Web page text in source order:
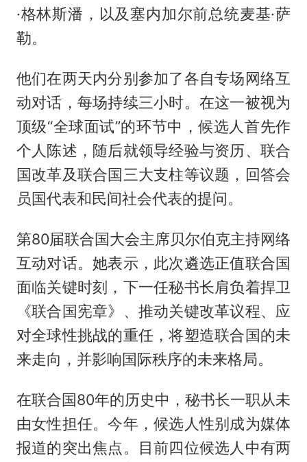
·格林斯潘，以及塞内加尔前总统麦基·萨
勒。
他们在两天内分别参加了各自专场网络互
动对话，每场持续三小时。在这一被视为
顶级“全球面试”的环节中，候选人首先作
个人陈述，随后就领导经验与资历、联合
国改革及联合国三大支柱等议题，回答会
员国代表和民间社会代表的提问。
第80届联合国大会主席贝尔伯克主持网络
互动对话。她表示，此次遴选正值联合国
面临关键时刻，下一任秘书长肩负着捍卫
《联合国宪章》、推动关键改革议程、应
对全球性挑战的重任，将塑造联合国的未
来走向，并影响国际秩序的未来格局。
在联合国80年的历史中，秘书长一职从未
由女性担任。今年，候选人性别成为媒体
报道的突出焦点。目前四位候选人中有两